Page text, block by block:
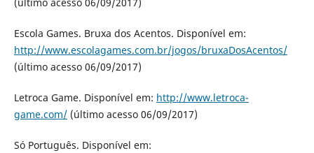
Escola Games. Bruxa dos Acentos. Disponível em:
http://www.escolagames.com.br/jogos/bruxaDosAcentos/
(último acesso 06/09/2017)
Letroca Game. Disponível em: http://www.letroca-
game.com/(último acesso 06/09/2017)
Só Português. Disponível em: